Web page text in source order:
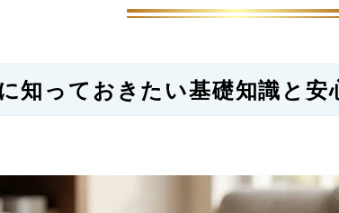
知っておきたい基礎知識と安